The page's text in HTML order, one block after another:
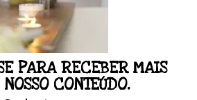
e faça sua Pesquisa
PARA RECEBER MAIS
CONTEÚDO.